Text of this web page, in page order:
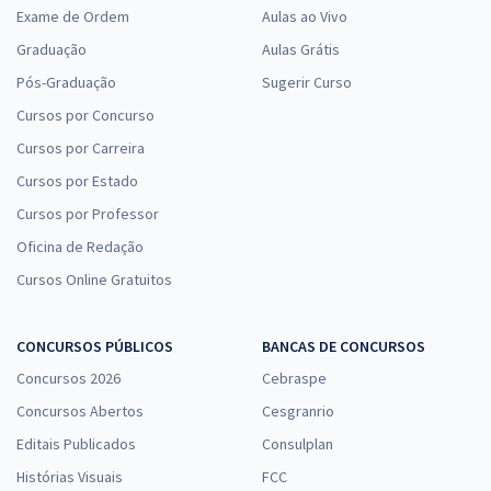
Exame de Ordem
Graduação
Pós-Graduação
Cursos por Concurso
Cursos por Carreira
Cursos por Estado
Cursos por Professor
Oficina de Redação
Cursos Online Gratuitos
Aulas ao Vivo
Aulas Grátis
Sugerir Curso
CONCURSOS PÚBLICOS
Concursos 2026
Concursos Abertos
Editais Publicados
Histórias Visuais
BANCAS DE CONCURSOS
Cebraspe
Cesgranrio
Consulplan
FCC